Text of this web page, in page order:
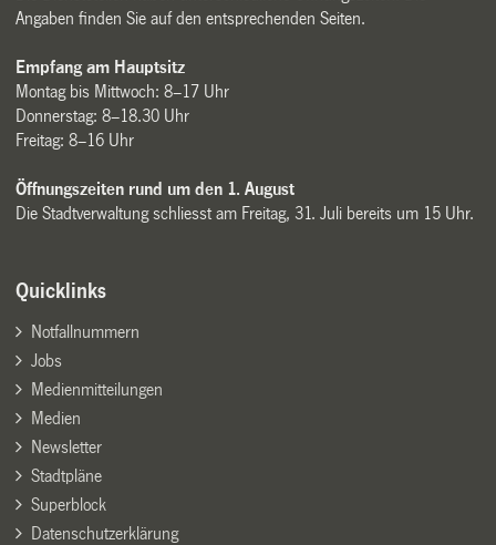
Angaben finden Sie auf den entsprechenden Seiten.
Empfang am Hauptsitz
Montag bis Mittwoch: 8–17 Uhr
Donnerstag: 8–18.30 Uhr
Freitag: 8–16 Uhr
Öffnungszeiten rund um den 1. August
Die Stadtverwaltung schliesst am Freitag, 31. Juli bereits um 15 Uhr.
Quicklinks
Notfallnummern
Jobs
Medienmitteilungen
Medien
Newsletter
Stadtpläne
Superblock
Datenschutzerklärung